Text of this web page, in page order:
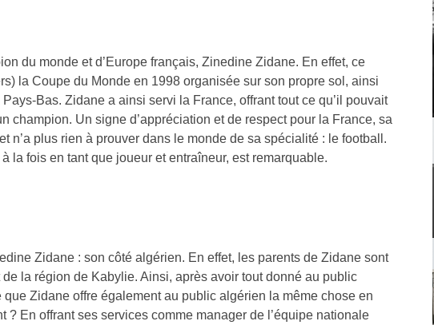
du monde et d’Europe français, Zinedine Zidane. En effet, ce
la Coupe du Monde en 1998 organisée sur son propre sol, ainsi
Bas. Zidane a ainsi servi la France, offrant tout ce qu’il pouvait
champion. Un signe d’appréciation et de respect pour la France, sa
n’a plus rien à prouver dans le monde de sa spécialité : le football.
la fois en tant que joueur et entraîneur, est remarquable.
Zidane : son côté algérien. En effet, les parents de Zidane sont
la région de Kabylie. Ainsi, après avoir tout donné au public
Zidane offre également au public algérien la même chose en
? En offrant ses services comme manager de l’équipe nationale